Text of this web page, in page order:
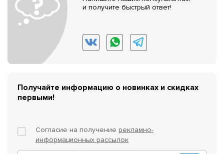
и получите быстрый ответ!
Получайте информацию о новинках и скидках
первыми!
Согласие на получение рекламно-
информационных рассылок